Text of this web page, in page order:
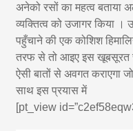
अनेको रसों का महत्व
व्यक्तित्व को उजागर किया ।
पहुँचाने की एक कोशिश
तरफ से तो आइए इस खूबसूरत
ऐसी बातों से अवगत कराएगा
साथ इस प्रयास में
[pt_view